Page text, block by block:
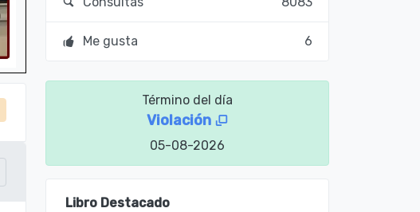
Me gusta 6
Término del día
Violación
05-08-2026
Libro Destacado